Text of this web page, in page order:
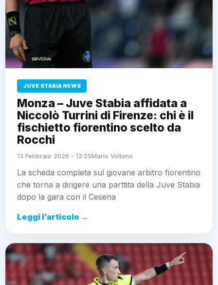
JUVE STABIA NEWS
Monza – Juve Stabia affidata a
Niccolò Turrini di Firenze: chi è il
fischietto fiorentino scelto da
Rocchi
13 Febbraio 2026 - 13:25Mario Vollono
La scheda completa sul giovane arbitro fiorentino
che torna a dirigere una parttita della Juve Stabia
dopo la gara con il Cesena
Leggi l’articolo →